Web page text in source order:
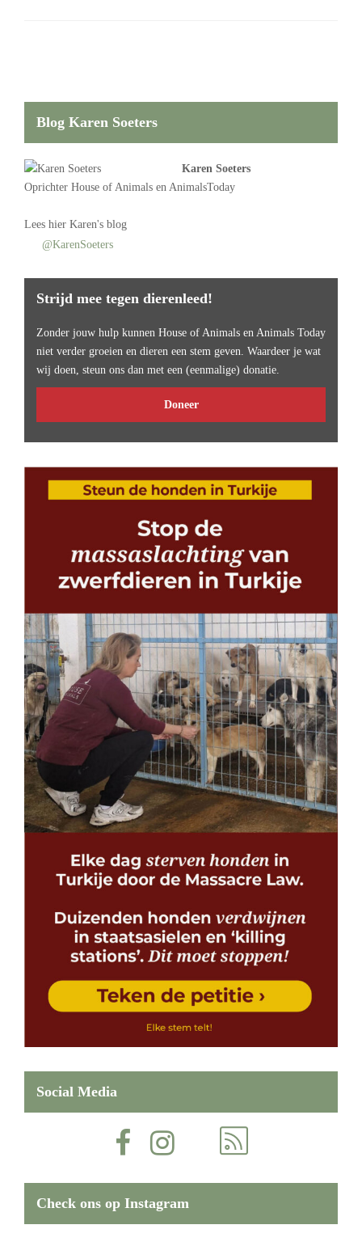
Blog Karen Soeters
Karen Soeters
Oprichter House of Animals en AnimalsToday
Lees hier Karen's blog
@KarenSoeters
Strijd mee tegen dierenleed!
Zonder jouw hulp kunnen House of Animals en Animals Today
niet verder groeien en dieren een stem geven. Waardeer je wat
wij doen, steun ons dan met een (eenmalige) donatie.
Doneer
Social Media
Check ons op Instagram